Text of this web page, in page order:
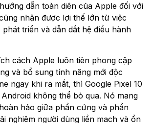
dẫn toàn diện của Apple đối với
nhận được lợi thế lớn từ việc
triển và dẫn dắt hệ điều hành
cách Apple luôn tiên phong cập
và bổ sung tính năng mới độc
ngay khi ra mắt, thì Google Pixel 10
không thể bỏ qua. Nó mang
hảo giữa phần cứng và phần
nghiệm người dùng liền mạch và ổn